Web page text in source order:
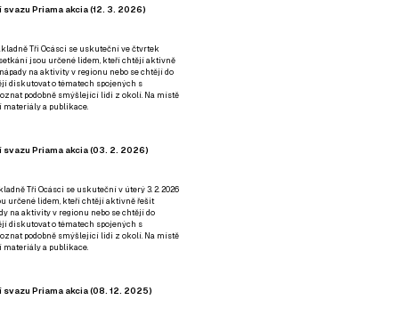
Priama akcia (12. 3. 2026)
Tři Ocásci se uskuteční ve čtvrtek
setkání jsou určené lidem, kteří chtějí aktivně
na aktivity v regionu nebo se chtějí do
diskutovat o tématech spojených s
podobně smýšlející lidi z okolí. Na místě
materiály a publikace.
Priama akcia (03. 2. 2026)
Tři Ocásci se uskuteční v úterý 3. 2. 2026
určené lidem, kteří chtějí aktivně řešit
na aktivity v regionu nebo se chtějí do
diskutovat o tématech spojených s
podobně smýšlející lidi z okolí. Na místě
materiály a publikace.
Priama akcia (08. 12. 2025)